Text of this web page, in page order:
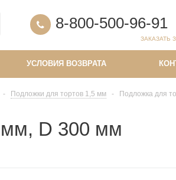
8-800-500-96-91
ЗАКАЗАТЬ
УСЛОВИЯ ВОЗВРАТА
- Подложки для тортов 1,5 мм -
Подложка для
мм, D 300 мм